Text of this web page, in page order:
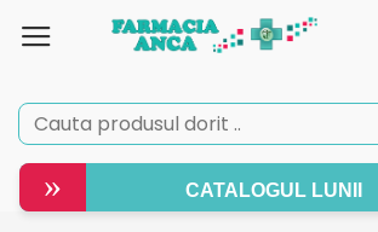
» CATALOGUL LUNII